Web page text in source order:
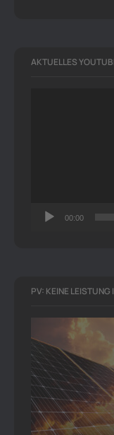
AKTUELLES
00:00
PV: KEINE LEISTUNG